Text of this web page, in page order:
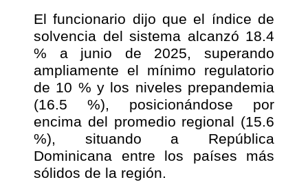
El funcionario dijo que el índice de
solvencia del sistema alcanzó 18.4
% a junio de 2025, superando
ampliamente el mínimo regulatorio
de 10 % y los niveles prepandemia
(16.5 %), posicionándose por
encima del promedio regional (15.6
%), situando a República
Dominicana entre los países más
sólidos de la región.